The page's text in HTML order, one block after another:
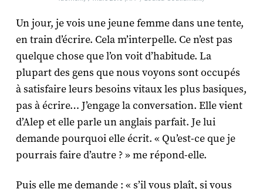
Un jour, je vois une jeune femme dans une tente,
en train d’écrire. Cela m’interpelle. Ce n’est pas
quelque chose que l’on voit d’habitude. La
plupart des gens que nous voyons sont occupés
à satisfaire leurs besoins vitaux les plus basiques,
pas à écrire… J’engage la conversation. Elle vient
d’Alep et elle parle un anglais parfait. Je lui
demande pourquoi elle écrit. « Qu’est-ce que je
pourrais faire d’autre ? » me répond-elle.
Puis elle me demande : « s’il vous plaît, si vous